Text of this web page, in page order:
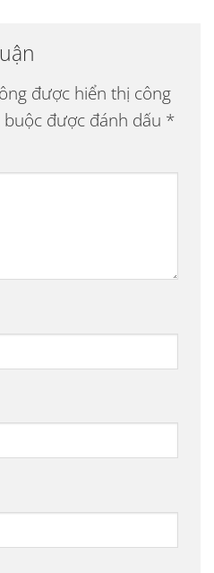
được hiển thị công
được đánh dấu *